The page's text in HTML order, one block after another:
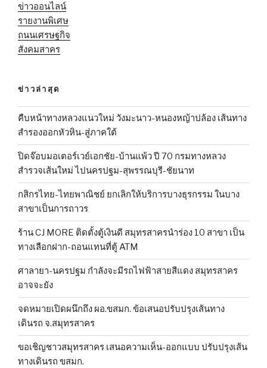
ข่าวออนไลน์
รายงานพิเศษ
ถนนเศรษฐกิจ
สังคมสาคร
ข่าวล่าสุด
คืบหน้าทางหลวงแนวใหม่ วังมะนาว-หนองหญ้าปล้อง เส้นทาง
สำรองออกหัวหิน-สู่ภาคใต้
ปิดจ๊อบมอเตอร์เวย์เอกชัย-บ้านแพ้ว ปี 70 กรมทางหลวง
สำรวจเส้นใหม่ ไปนครปฐม-สุพรรณบุรี-ชัยนาท
กสิกรไทย-ไทยพาณิชย์ ยกเลิกให้บริการบางธุรกรรม ในบาง
สาขาเป็นการถาวร
ร้าน CJ MORE ติดตั้งตู้เงินดี สมุทรสาครนำร่อง 10 สาขา เป็น
ทางเลือกฝาก-ถอนแทนที่ตู้ ATM
ศาลายา-นครปฐม กำลังจะมีรถไฟฟ้าสายสีแดง สมุทรสาคร
อาจจะยัง
จดหมายเปิดผนึกถึง ผอ.ขสมก. ข้อเสนอปรับปรุงเส้นทาง
เดินรถ จ.สมุทรสาคร
ขอเชิญชาวสมุทรสาคร เสนอความเห็น-ออกแบบ ปรับปรุงเส้น
ทางเดินรถ ขสมก.